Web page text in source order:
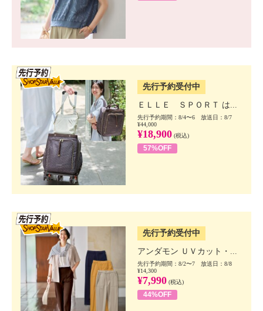
先行予約受付中
ＥＬＬＥ ＳＰＯＲＴ は...
先行予約期間：8/4〜6 放送日：8/7
¥44,000
¥18,900 (税込)
57%OFF
先行予約受付中
アンダモン ＵＶカット・...
先行予約期間：8/2〜7 放送日：8/8
¥14,300
¥7,990 (税込)
44%OFF